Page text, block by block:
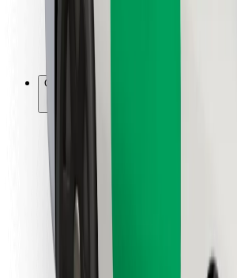
Para gestores de frota
Para restaurantes
Outros
Fornecedores
Termos & Condições
Cookies
Segurança
Instalar app da Bolt